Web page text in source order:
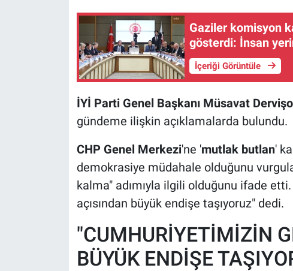
Gaziler komisyon
gösterdi: İnsan
İçeriği Görüntüle
İYİ Parti Genel Başkanı Müsavat
gündeme ilişkin açıklamalarda bulundu.
CHP Genel Merkezi'ne 'mutlak butlan'
demokrasiye müdahale olduğunu
kalma" adımıyla ilgili olduğunu ifade
açısından büyük endişe taşıyoruz" dedi.
"CUMHURİYETİMİZİN
BÜYÜK ENDİŞE